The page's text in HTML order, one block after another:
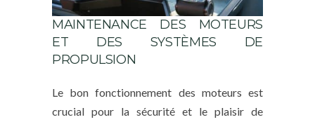
MAINTENANCE DES MOTEURS
ET DES SYSTÈMES DE
PROPULSION
Le bon fonctionnement des moteurs est
crucial pour la sécurité et le plaisir de